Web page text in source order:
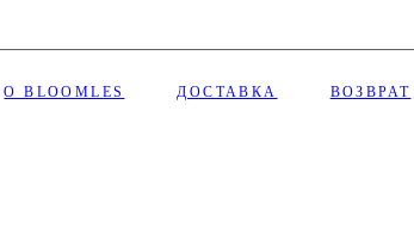
О BLOOMLES ДОСТАВКА ВОЗВРАТ